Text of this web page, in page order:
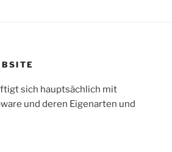
sich hauptsächlich mit
und deren Eigenarten und